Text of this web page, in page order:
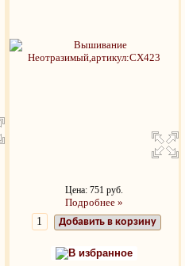
Цена: 751 руб.
Подробнее »
Добавить в корзину
В избранное